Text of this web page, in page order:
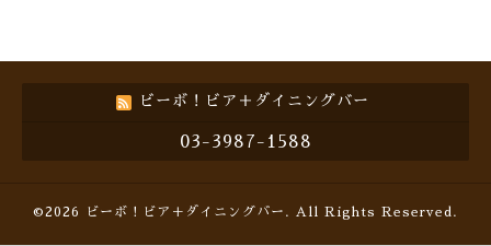
ビーボ！ビア＋ダイニングバー
03-3987-1588
©2026 ビーボ！ビア＋ダイニングバー . All Rights Reserved.